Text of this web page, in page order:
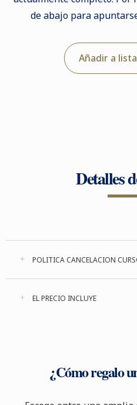
de abajo para
Añadir a
Detalles
POLITICA CANCELACION
EL PRECIO INCLUYE
¿Cómo regalo